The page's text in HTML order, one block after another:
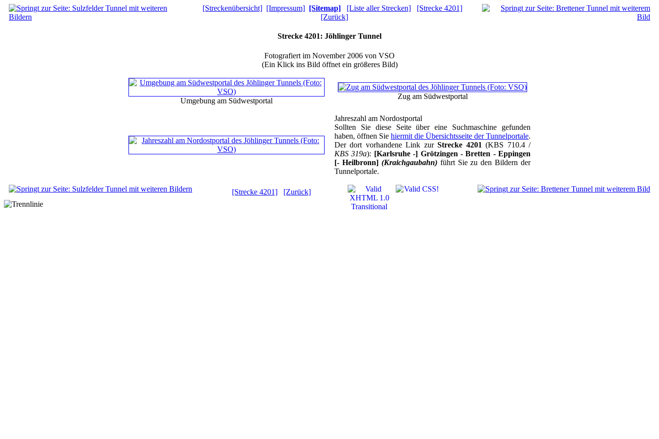
[Streckenübersicht] [Impressum] [Sitemap] [Liste aller Strecken]
[Strecke 4201]
[Zurück]
Strecke 4201: Jöhlinger Tunnel
Fotografiert im November 2006 von VSO
(Ein Klick ins Bild öffnet ein größeres Bild)
Umgebung am Südwestportal
Zug am Südwestportal
Jahreszahl am Nordostportal
Sollten Sie diese Seite über eine Suchmaschine gefunden
haben, öffnen Sie hiermit die Übersichtsseite der Tunnelportale.
Der dort vorhandene Link zurStrecke 4201 (KBS 710.4 /
KBS 319a): [Karlsruhe -] Grötzingen - Bretten - Eppingen
[- Heilbronn] (Kraichgaubahn)führt Sie zu den Bildern der
Tunnelportale.
[Strecke 4201] [Zurück]